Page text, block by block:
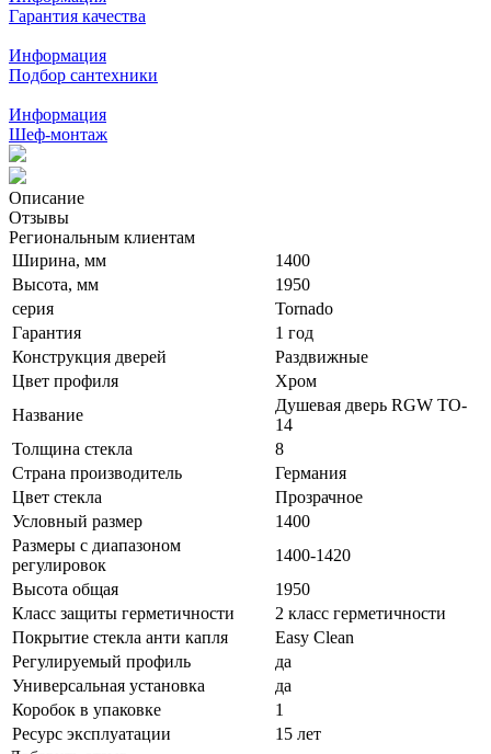
Гарантия качества
Информация
Подбор сантехники
Информация
Шеф-монтаж
Описание
Отзывы
Региональным клиентам
Ширина, мм
1400
Высота, мм
1950
серия
Tornado
Гарантия
1 год
Конструкция дверей
Раздвижные
Цвет профиля
Хром
Название
Душевая дверь RGW TO-
14
Толщина стекла
8
Страна производитель
Германия
Цвет стекла
Прозрачное
Условный размер
1400
Размеры с диапазоном
регулировок
1400-1420
Высота общая
1950
Класс защиты герметичности
2 класс герметичности
Покрытие стекла анти капля
Easy Clean
Регулируемый профиль
да
Универсальная установка
да
Коробок в упаковке
1
Ресурс эксплуатации
15 лет